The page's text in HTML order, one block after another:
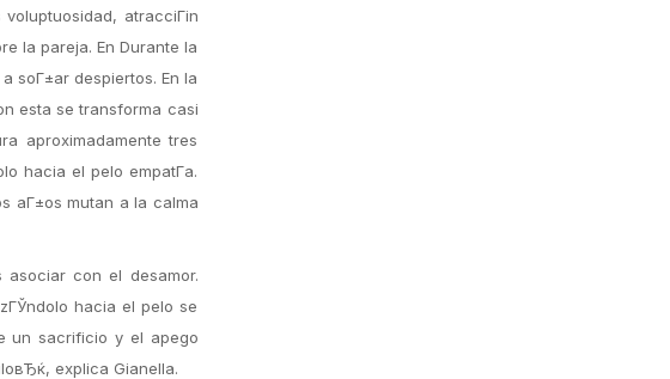
atracciГіn
la pareja. En Durante la
soГ±ar despiertos. En la
esta se transforma casi
aproximadamente tres
hacia el pelo empatГ­a.
aГ±os mutan a la calma
asociar con el desamor.
hacia el pelo se
un sacrificio y el apego
explica Gianella.